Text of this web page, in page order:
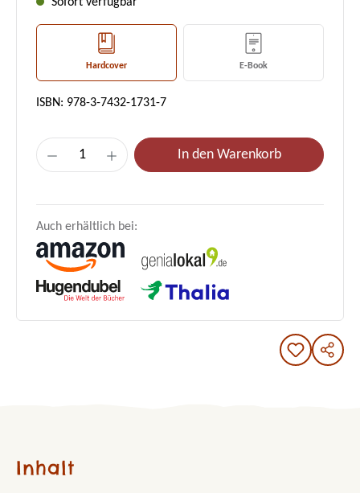
Hardcover E-Book
ISBN: 978-3-7432-1731-7
Produkt Anzahl: Gib den gewünschten
In den Warenkorb
Auch erhältlich bei:
Inhalt